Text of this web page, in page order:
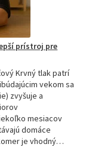
prístroj pre
Krvný tlak patrí
vekom sa
zvyšuje a
mesiacov
domáce
je vhodný…